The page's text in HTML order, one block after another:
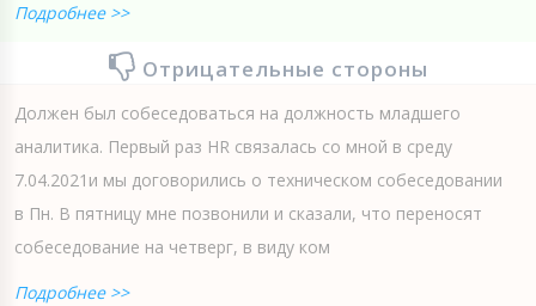
Подробнее >>
Отрицательные стороны
Должен был собеседоваться на должность младшего
аналитика. Первый раз HR связалась со мной в среду
7.04.2021и мы договорились о техническом собеседовании
в Пн. В пятницу мне позвонили и сказали, что переносят
собеседование на четверг, в виду ком
Подробнее >>